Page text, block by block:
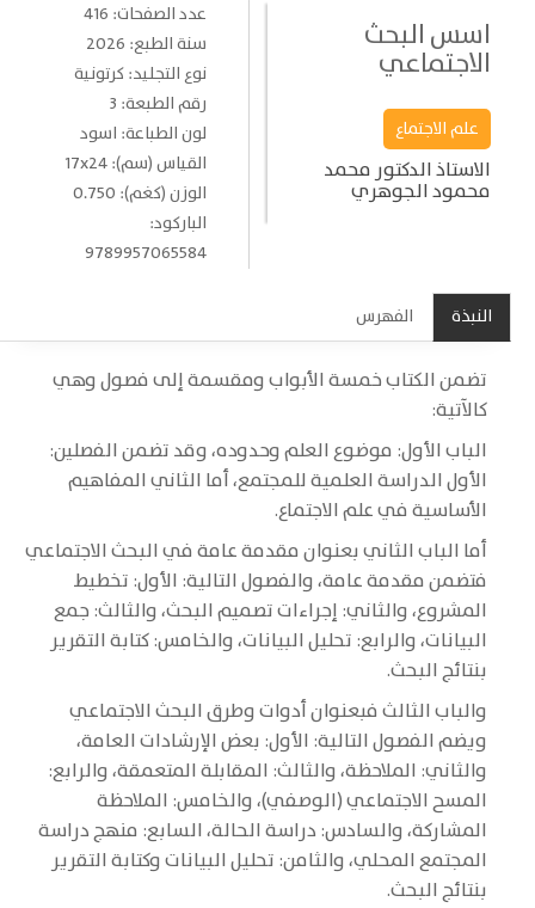
اسس البحث
الاجتماعي
علم الاجتماع
الاستاذ الدكتور محمد
محمود الجوهري
عدد الصفحات: 416
سنة الطبع: 2026
نوع التجليد: كرتونية
رقم الطبعة: 3
لون الطباعة: اسود
القياس (سم): 17x24
الوزن (كغم): 0.750
الباركود:
9789957065584
النبذة الفهرس
تضمن الكتاب خمسة الأبواب ومقسمة إلى فصول وهي
كالآتية:
الباب الأول: موضوع العلم وحدوده، وقد تضمن الفصلين:
الأول الدراسة العلمية للمجتمع، أما الثاني المفاهيم
الأساسية في علم الاجتماع.
أما الباب الثاني بعنوان مقدمة عامة في البحث الاجتماعي
فتضمن مقدمة عامة، والفصول التالية: الأول: تخطيط
المشروع، والثاني: إجراءات تصميم البحث، والثالث: جمع
البيانات، والرابع: تحليل البيانات، والخامس: كتابة التقرير
بنتائج البحث.
والباب الثالث فبعنوان أدوات وطرق البحث الاجتماعي
ويضم الفصول التالية: الأول: بعض الإرشادات العامة،
والثاني: الملاحظة، والثالث: المقابلة المتعمقة، والرابع:
المسح الاجتماعي (الوصفي)، والخامس: الملاحظة
المشاركة، والسادس: دراسة الحالة، السابع: منهج دراسة
المجتمع المحلي، والثامن: تحليل البيانات وكتابة التقرير
بنتائج البحث.